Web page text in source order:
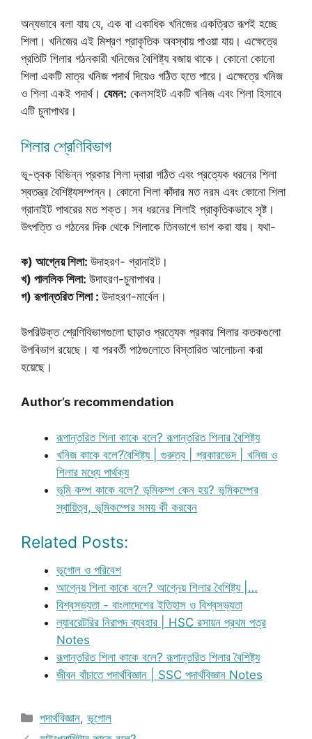
অন্যভাবে বলা যায় যে, এক বা একাধিক খনিজের একত্রিত রূপই হচ্ছে
শিলা। খনিজের এই মিশ্রণ প্রাকৃতিক অবস্থায় পাওয়া যায়। এক্ষেত্রে
প্রতিটি শিলার গঠনকারী খনিজের বৈশিষ্ট্য বজায় থাকে। কোনো কোনো
শিলা একটি মাত্র খনিজ পদার্থ দিয়েও গঠিত হতে পারে। এক্ষেত্রে খনিজ
ও শিলা একই পদার্থ। যেমন: কেলসাইট একটি খনিজ এবং শিলা হিসাবে
এটি চুনাপাথর।
শিলার শ্রেণিবিভাগ
ভূ-ত্বক বিভিন্ন প্রকার শিলা দ্বারা গঠিত এবং প্রত্যেক ধরনের শিলা
স্বতন্ত্র বৈশিষ্ট্যসম্পন্ন। কোনো শিলা কাঁদার মত নরম এবং কোনো শিলা
গ্রানাইট পাথরের মত শক্ত। সব ধরনের শিলাই প্রাকৃতিকভাবে সৃষ্ট।
উৎপত্তি ও গঠনের দিক থেকে শিলাকে তিনভাগে ভাগ করা যায়। যথা-
ক) আগ্নেয় শিলা: উদাহরণ- গ্রানাইট।
খ) পাললিক শিলা: উদাহরণ-চুনাপাথর।
গ) রূপান্তরিত শিলা : উদাহরণ-মার্বেল।
উপরিউক্ত শ্রেণিবিভাগগুলো ছাড়াও প্রত্যেক প্রকার শিলার কতকগুলো
উপবিভাগ রয়েছে। যা পরবর্তী পাঠগুলোতে বিস্তারিত আলোচনা করা
হয়েছে।
Author’s recommendation
রূপান্তরিত শিলা কাকে বলে? রূপান্তরিত শিলার বৈশিষ্ট্য
খনিজ কাকে বলে?বৈশিষ্ট্য | গুরুত্ব | প্রকারভেদ | খনিজ ও
শিলার মধ্যে পার্থক্য
ভূমি কম্প কাকে বলে? ভূমিকম্প কেন হয়? ভূমিকম্পের
স্থায়িত্ব, ভূমিকম্পের সময় কী করবেন
Related Posts:
ভূগোল ও পরিবেশ
আগ্নেয় শিলা কাকে বলে? আগ্নেয় শিলার বৈশিষ্ট্য |…
বিশ্বসভ্যতা - বাংলাদেশের ইতিহাস ও বিশ্বসভ্যতা
ল্যাবরেটরির নিরাপদ ব্যবহার | HSC রসায়ন প্রথম পত্র
Notes
রূপান্তরিত শিলা কাকে বলে? রূপান্তরিত শিলার বৈশিষ্ট্য
জীবন বাঁচাতে পদার্থবিজ্ঞান | SSC পদার্থবিজ্ঞান Notes
Categories
পদার্থবিজ্ঞান,ভূগোল